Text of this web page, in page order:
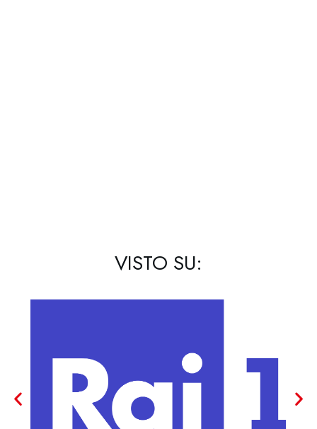
VISTO SU: